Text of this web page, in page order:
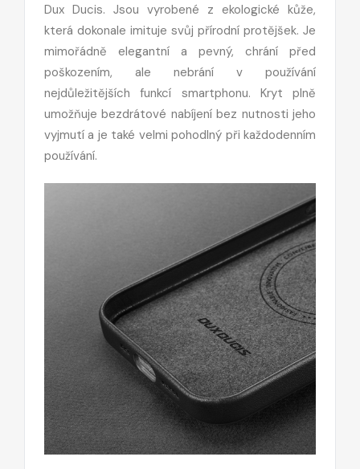
Dux Ducis. Jsou vyrobené z ekologické kůže,
která dokonale imituje svůj přírodní protějšek. Je
mimořádně elegantní a pevný, chrání před
poškozením, ale nebrání v používání
nejdůležitějších funkcí smartphonu. Kryt plně
umožňuje bezdrátové nabíjení bez nutnosti jeho
vyjmutí a je také velmi pohodlný při každodenním
používání.